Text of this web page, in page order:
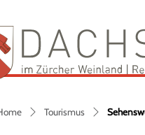
Tourismus